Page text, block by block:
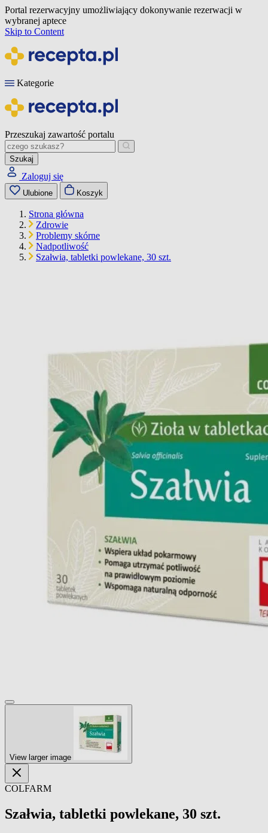
Portal rezerwacyjny umożliwiający dokonywanie rezerwacji w
wybranej aptece
Skip to Content
Kategorie
Przeszukaj zawartość portalu
Szukaj
Zaloguj się
Ulubione Koszyk
Strona główna
Zdrowie
Problemy skórne
Nadpotliwość
Szałwia, tabletki powlekane, 30 szt.
View larger image
COLFARM
Szałwia, tabletki powlekane, 30 szt.